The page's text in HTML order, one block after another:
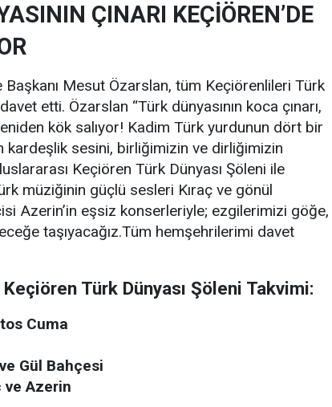
ÇINARI KEÇİÖREN’DE
Başkanı Mesut Özarslan, tüm Keçiörenlileri Türk
etti. Özarslan “Türk dünyasının koca çınarı,
kök salıyor! Kadim Türk yurdunun dört bir
kardeşlik sesini, birliğimizin ve dirliğimizin
Keçiören Türk Dünyası Şöleni ile
müziğinin güçlü sesleri Kıraç ve gönül
Azerin’in eşsiz konserleriyle; ezgilerimizi göğe,
taşıyacağız.Tüm hemşehrilerimi davet
Keçiören Türk Dünyası Şöleni Takvimi:
Cuma
Gül Bahçesi
ve Azerin